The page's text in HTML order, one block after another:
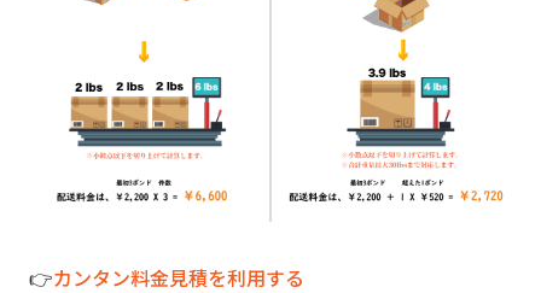
👉カンタン料金見積を利用する